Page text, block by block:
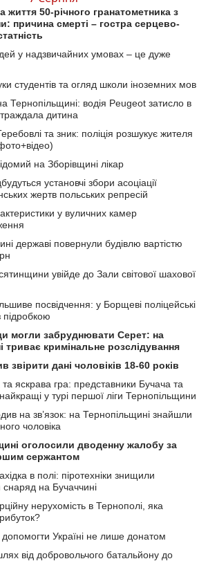
життя 50-річного гранатометника з
причина смерті – гостра серцево-
у надзвичайних умовах – це дуже
студентів та огляд школи іноземних мов
Тернопільщині: водія Peugeot затисло в
дитина
та зник: поліція розшукує жителя
на Зборівщині лікар
установчі збори асоціації
жертв польських репресій
у вуличних камер
державі повернули будівлю вартістю
увійде до Зали світової шахової
посвідчення: у Борщеві поліцейські
підробкою
могли забруднювати Серет: на
триває кримінальне розслідування
звірити дані чоловіків 18-60 років
яскрава гра: представники Бучача та
у турі першої ліги Тернопільщини
на зв’язок: на Тернопільщині знайшли
чоловіка
оголосили дводенну жалобу за
сержантом
в полі: піротехніки знищили
снаряд на Бучаччині
нерухомість в Тернополі, яка
Україні не лише донатом
від добровольчого батальйону до